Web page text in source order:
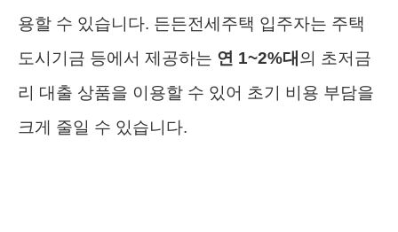
용할 수 있습니다. 든든전세주택 입주자는 주택
도시기금 등에서 제공하는 연 1~2%대 의 초저금
리 대출 상품을 이용할 수 있어 초기 비용 부담을
크게 줄일 수 있습니다.